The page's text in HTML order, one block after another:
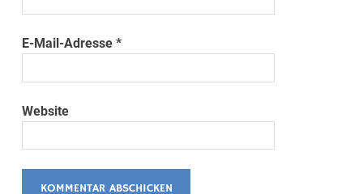
E-Mail-Adresse*
Website